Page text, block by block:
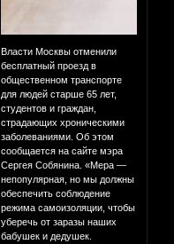
Власти Москвы отменили
бесплатный проезд в
общественном транспорте
для людей старше 65 лет,
студентов и граждан,
страдающих хроническими
заболеваниями. Об этом
сообщается на сайте мэра
Сергея Собянина. «Мера —
непопулярная, но мы должны
обеспечить соблюдение
режима самоизоляции, чтобы
уберечь от заразы наших
бабушек и дедушек.